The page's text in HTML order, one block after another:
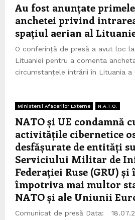
Au fost anunțate
anchetei privind
spațiul aerian al
O conferință de presă a avut loc
Lituaniei pentru a comenta
circumstanțele intrării în Lituania a
Ministerul Afacerilor Externe N.A.T.O.
NATO și UE condamnă
activitățile cibernetice
desfășurate de entități
Serviciului Militar de
Federației Ruse (GRU)
împotriva mai multor
NATO și ale Uniunii
Comunicat de presă Data: